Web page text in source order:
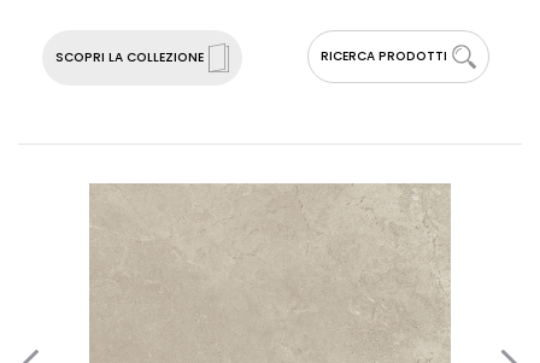
SCOPRI LA COLLEZIONE RICERCA PRODOTTI